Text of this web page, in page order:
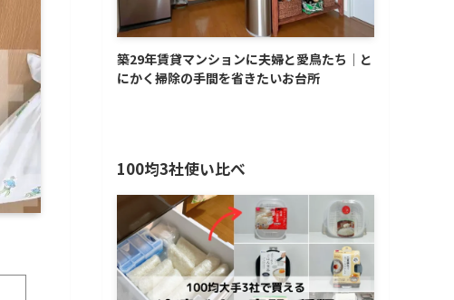
築29年賃貸マンションに夫婦と愛鳥たち│と
にかく掃除の手間を省きたいお台所
100均3社使い比べ